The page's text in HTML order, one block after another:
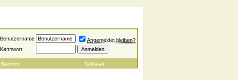
Benutzername
Angemeldet bleiben?
Kennwort
Suchen Glossar